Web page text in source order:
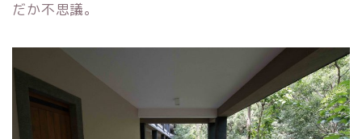
だか不思議。